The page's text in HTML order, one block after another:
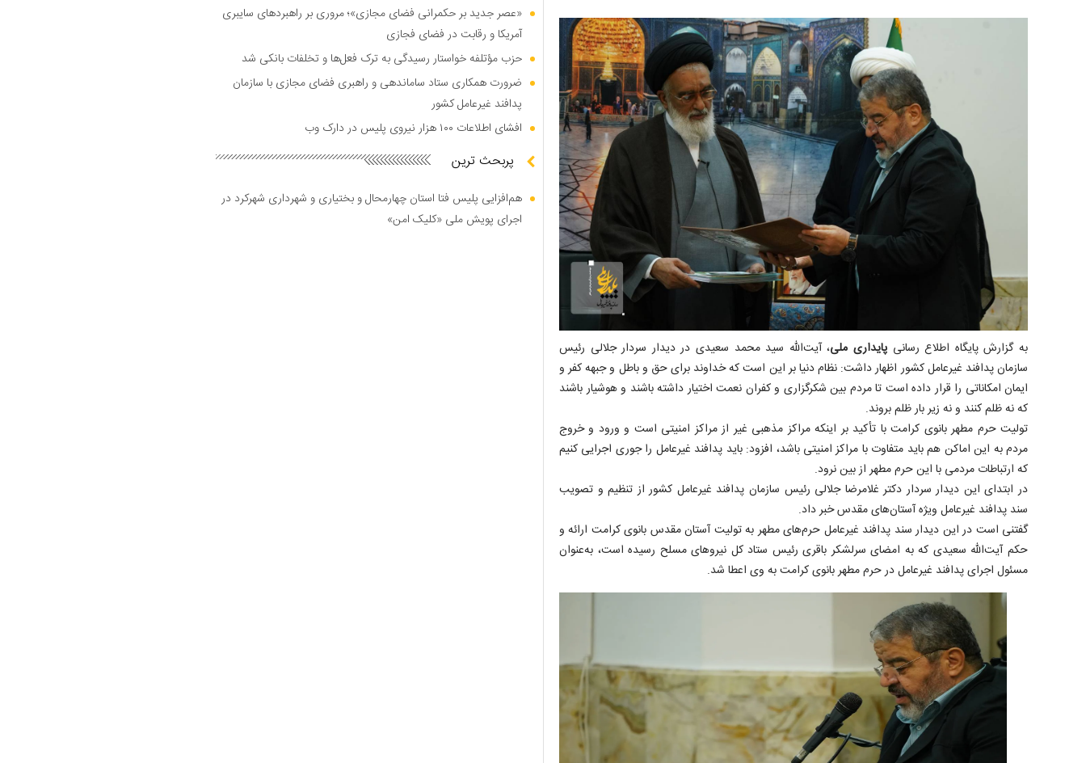
به گزارش پایگاه اطلاع رسانی پایداری ملی، آیت‌الله سید محمد سعیدی در دیدار سردار جلالی رئیس
سازمان پدافند غیرعامل کشور اظهار داشت: نظام دنیا بر این است که خداوند برای حق و باطل و جبهه کفر و
ایمان امکاناتی را قرار داده است تا مردم بین شکرگزاری و کفران نعمت اختیار داشته باشند و هوشیار باشند
که نه ظلم کنند و نه زیر بار ظلم بروند.
تولیت حرم مطهر بانوی کرامت با تأکید بر اینکه مراکز مذهبی غیر از مراکز امنیتی است و ورود و خروج
مردم به این اماکن هم باید متفاوت با مراکز امنیتی باشد، افزود: باید پدافند غیرعامل را جوری اجرایی کنیم
که ارتباطات مردمی با این حرم مطهر از بین نرود.
در ابتدای این دیدار سردار دکتر غلامرضا جلالی رئیس سازمان پدافند غیرعامل کشور از تنظیم و تصویب
سند پدافند غیرعامل ویژه آستان‌های مقدس خبر داد.
گفتنی است در این دیدار سند پدافند غیرعامل حرم‌های مطهر به تولیت آستان مقدس بانوی کرامت ارائه و
حکم آیت‌الله سعیدی که به امضای سرلشکر باقری رئیس ستاد کل نیروهای مسلح رسیده است، به‌عنوان
مسئول اجرای پدافند غیرعامل در حرم مطهر بانوی کرامت به وی اعطا شد.
«عصر جدید بر حکمرانی فضای مجازی»؛ مروری بر راهبرد‌های سایبری
آمریکا و رقابت در فضای فجازی
حزب مؤتلفه خواستار رسیدگی به ترک فعل‌ها و تخلفات بانکی شد
ضرورت همکاری ستاد ساماندهی و راهبری فضای مجازی با سازمان
پدافند غیرعامل کشور
افشای اطلاعات ۱۰۰ هزار نیروی پلیس در دارک وب
پربحث ترین
هم‌افزایی پلیس فتا استان چهارمحال و بختیاری و شهرداری شهرکرد در
اجرای پویش ملی «کلیک امن»